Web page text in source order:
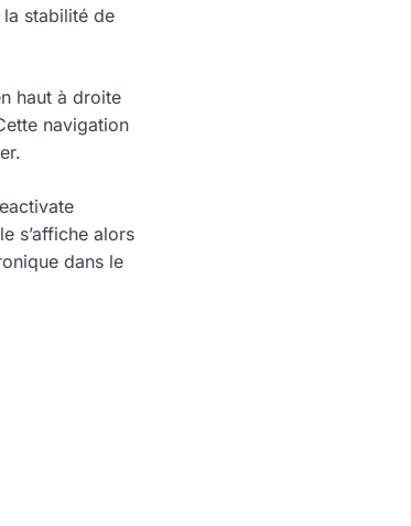
stabilité de
haut à droite
navigation
s’affiche alors
dans le